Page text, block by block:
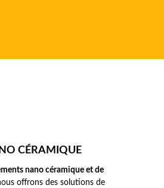
CÉRAMIQUE
nano céramique et de
offrons des solutions de